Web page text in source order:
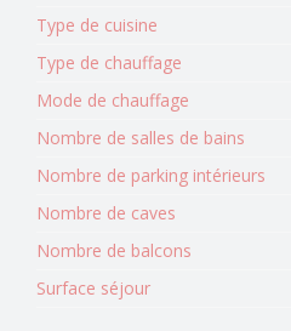
Type de cuisine
Type de chauffage
Mode de chauffage
Nombre de salles de bains
Nombre de parking intérieurs
Nombre de caves
Nombre de balcons
Surface séjour